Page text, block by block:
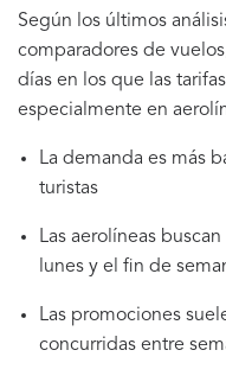
Según los últimos
comparadores de
días en los que las
especialmente en
La demanda es más
turistas
Las aerolíneas
lunes y el fin de
Las promociones
concurridas entre